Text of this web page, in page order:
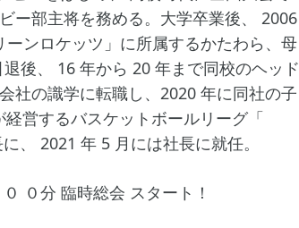
ー部主将を務める。大学卒業後、 2006
ンロケッツ」に所属するかたわら、母
後、 16 年から 20 年まで同校のヘッド
社の識学に転職し、2020 年に同社の子
営するバスケットボールリーグ「
、 2021 年 5 月には社長に就任。
０分 臨時総会 スタート！